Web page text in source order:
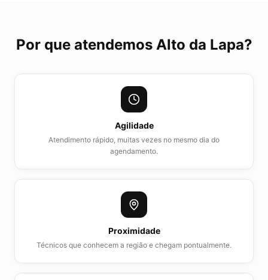
Por que atendemos Alto da Lapa?
Agilidade
Atendimento rápido, muitas vezes no mesmo dia do
agendamento.
Proximidade
Técnicos que conhecem a região e chegam pontualmente.